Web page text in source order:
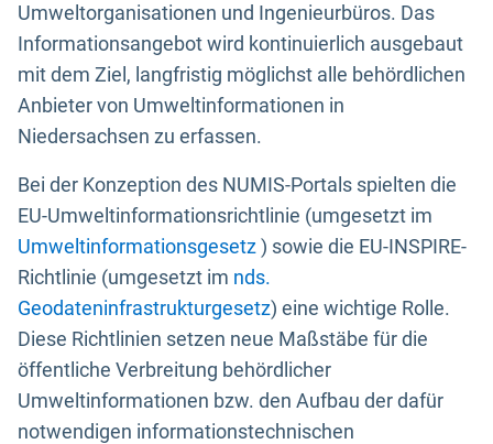
Umweltorganisationen und Ingenieurbüros. Das
Informationsangebot wird kontinuierlich ausgebaut
mit dem Ziel, langfristig möglichst alle behördlichen
Anbieter von Umweltinformationen in
Niedersachsen zu erfassen.
Bei der Konzeption des NUMIS-Portals spielten die
EU-Umweltinformationsrichtlinie (umgesetzt im
Umweltinformationsgesetz) sowie die EU-INSPIRE-
Richtlinie (umgesetzt im nds.
Geodateninfrastrukturgesetz) eine wichtige Rolle.
Diese Richtlinien setzen neue Maßstäbe für die
öffentliche Verbreitung behördlicher
Umweltinformationen bzw. den Aufbau der dafür
notwendigen informationstechnischen